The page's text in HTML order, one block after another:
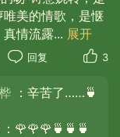
美的情歌，是惬
情流露... 展开
回复 3
：辛苦了……🍵
：🌹🌹🌹🍵🍵🍵